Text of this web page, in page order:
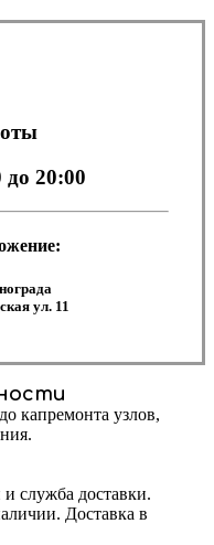
до 20:00
ул. 11
капремонта узлов,
служба доставки.
Доставка в